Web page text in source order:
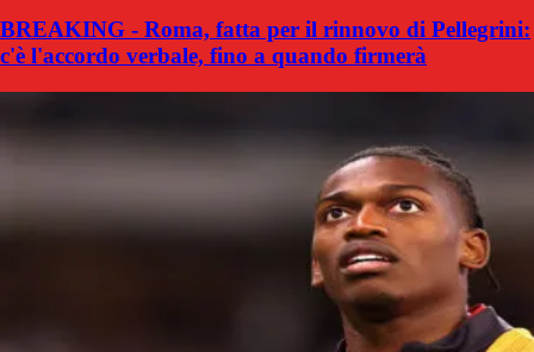
BREAKING - Roma, fatta per il rinnovo di Pellegrini:
c'è l'accordo verbale, fino a quando firmerà